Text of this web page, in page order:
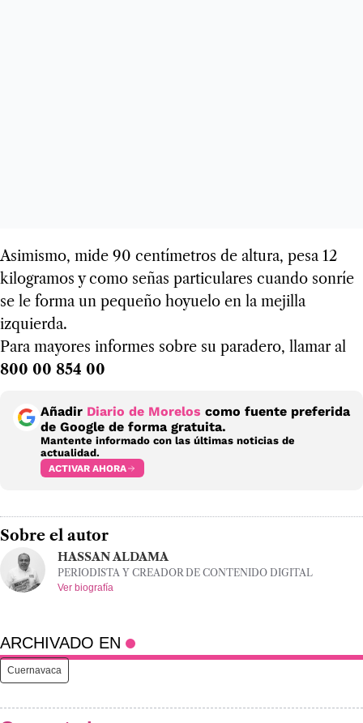
Asimismo, mide 90 centímetros de altura, pesa 12
kilogramos y como señas particulares cuando sonríe
se le forma un pequeño hoyuelo en la mejilla
izquierda.
Para mayores informes sobre su paradero, llamar al
800 00 854 00
Añadir Diario de Morelos como fuente preferida
de Google de forma gratuita.
Mantente informado con las últimas noticias de
actualidad.
ACTIVAR AHORA
Sobre el autor
HASSAN ALDAMA
PERIODISTA Y CREADOR DE CONTENIDO DIGITAL
Ver biografía
ARCHIVADO EN
Cuernavaca